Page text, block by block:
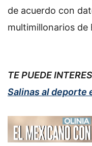
de acuerdo con
multimillonarios de
TE PUEDE
Salinas al deporte